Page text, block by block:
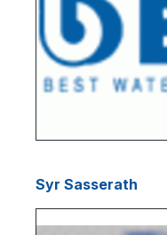
Syr Sasserath